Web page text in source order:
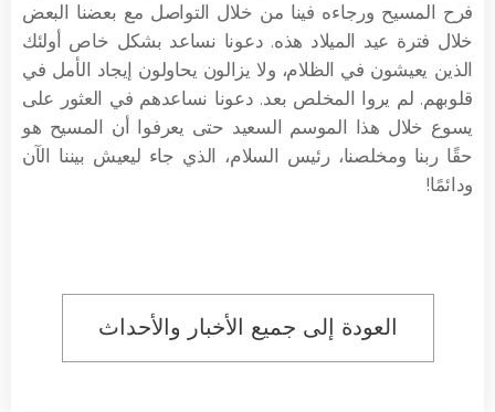
فرح المسيح ورجاءه فينا من خلال التواصل مع بعضنا البعض
خلال فترة عيد الميلاد هذه. دعونا نساعد بشكل خاص أولئك
الذين يعيشون في الظلام، ولا يزالون يحاولون إيجاد الأمل في
قلوبهم. لم يروا المخلص بعد. دعونا نساعدهم في العثور على
يسوع خلال هذا الموسم السعيد حتى يعرفوا أن المسيح هو
حقًا ربنا ومخلصنا، رئيس السلام، الذي جاء ليعيش بيننا الآن
ودائمًا!
العودة إلى جميع الأخبار والأحداث